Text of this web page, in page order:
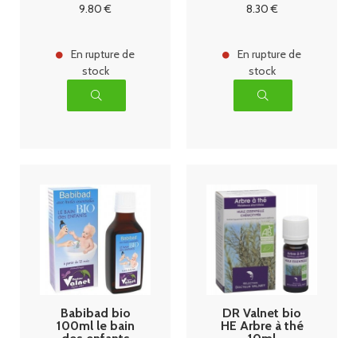
9.80 €
En rupture de
stock
8.30€
En rupture de
stock
Babibad bio
100ml le bain
DR Valnet bio
HE Arbre à thé